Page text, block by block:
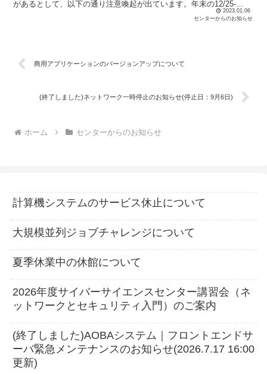
があるとして、以下の通り注意喚起が出ています。年末の12/25-
2023.01.06
センターからのお知らせ
商用アプリケーションのバージョンアップについて
(終了しました)ネットワーク一時停止のお知らせ(停止日：9月6日)
ホーム センターからのお知らせ
計算機システムのサービス休止について
大規模並列ジョブチャレンジについて
夏季休業中の休館について
2026年度サイバーサイエンスセンター講習会（ネ
ットワークとセキュリティ入門）のご案内
(終了しました)AOBAシステム｜フロントエンドサ
ーバ緊急メンテナンスのお知らせ(2026.7.17 16:00
更新)